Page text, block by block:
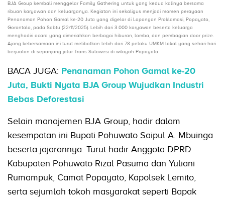
BJA Group kembali menggelar Family Gathering untuk yang kedua kalinya bersama
ribuan karyawan dan keluarganya. Kegiatan ini sekaligus menjadi momen perayaan
Penanaman Pohon Gamal ke-20 Juta yang digelar di Lapangan Proklamasi, Popayato,
Gorontalo, pada Sabtu (22/11/2025). Lebih dari 3.000 karyawan beserta keluarga
menghadiri acara yang dimeriahkan berbagai hiburan, lomba, dan pembagian door prize.
Ajang kebersamaan ini turut melibatkan lebih dari 78 pelaku UMKM lokal yang sehari-hari
berjualan di sepanjang jalur Trans Sulawesi di wilayah Popayato.
BACA JUGA: Penanaman Pohon Gamal ke-20
Juta, Bukti Nyata BJA Group Wujudkan Industri
Bebas Deforestasi
Selain manajemen BJA Group, hadir dalam
kesempatan ini Bupati Pohuwato Saipul A. Mbuinga
beserta jajarannya. Turut hadir Anggota DPRD
Kabupaten Pohuwato Rizal Pasuma dan Yuliani
Rumampuk, Camat Popayato, Kapolsek Lemito,
serta sejumlah tokoh masyarakat seperti Bapak